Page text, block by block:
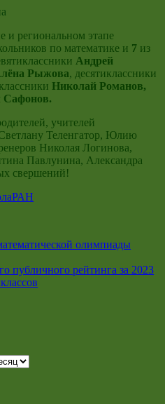
и региональном этапе
по математике и 7 из
Андрей
Рыжова, десятиклассники
Николай Романов,
учителей
Теленгатор, Юлию
Николая Логинова,
Павлунина, Александра
свершений!
олимпиады
публичного рейтинга за 2023